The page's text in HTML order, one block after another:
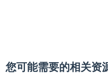
您可能需要的相关资